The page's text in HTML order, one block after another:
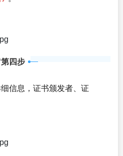
第四步
信息，证书颁发者、证